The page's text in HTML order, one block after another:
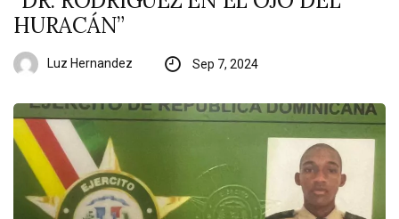
HURACÁN”
Luz Hernandez Sep 7, 2024